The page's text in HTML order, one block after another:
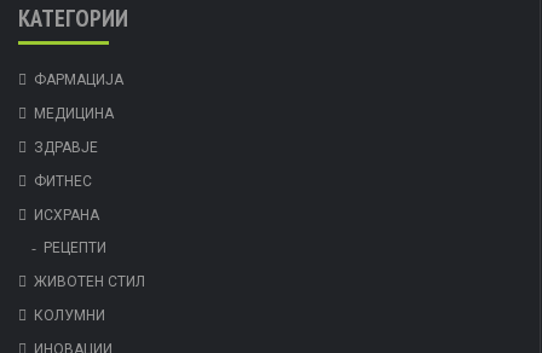
КАТЕГОРИИ
ФАРМАЦИЈА
МЕДИЦИНА
ЗДРАВЈЕ
ФИТНЕС
ИСХРАНА
РЕЦЕПТИ
ЖИВОТЕН СТИЛ
КОЛУМНИ
ИНОВАЦИИ